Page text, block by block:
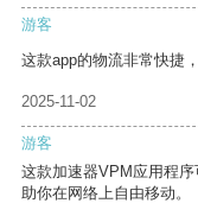
游客
这款app的物流非常快捷
2025-11-02
游客
这款加速器VPM应用程
助你在网络上自由移动。